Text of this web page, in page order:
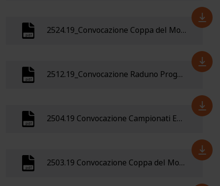
2524.19_Convocazione Coppa del Mondo,Guandong (Cina) dal 25 al 29 di ottobre
2512.19_Convocazione Raduno Progetto Sprint 19-20 ottobre 2019 Adria (RO)
2504.19 Convocazione Campionati Europei Youth a Breitenbrunn (Germania) - 2 Ottobre - 6 Ottobre 2019
2503.19 Convocazione Coppa del Mondo MTBO 2 Ottobre - 6 Ottobre 2019 - Squadra Nazionale MTBO Elite